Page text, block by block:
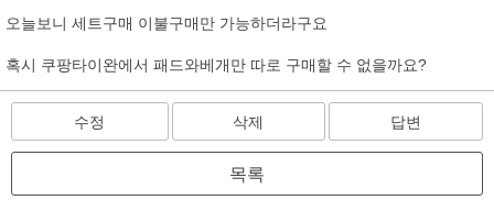
오늘보니 세트구매 이불구매만 가능하더라구요
혹시 쿠팡타이완에서 패드와베개만 따로 구매할 수 없을까요?
수정 삭제 답변
목록